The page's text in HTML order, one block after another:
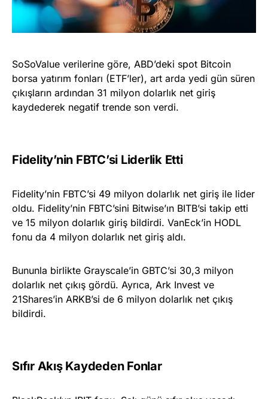
SoSoValue verilerine göre, ABD’deki spot Bitcoin
borsa yatırım fonları (ETF’ler), art arda yedi gün süren
çıkışların ardından 31 milyon dolarlık net giriş
kaydederek negatif trende son verdi.
Fidelity’nin FBTC’si Liderlik Etti
Fidelity’nin FBTC’si 49 milyon dolarlık net giriş ile lider
oldu. Fidelity’nin FBTC’sini Bitwise’ın BITB’si takip etti
ve 15 milyon dolarlık giriş bildirdi. VanEck’in HODL
fonu da 4 milyon dolarlık net giriş aldı.
Bununla birlikte Grayscale’in GBTC’si 30,3 milyon
dolarlık net çıkış gördü. Ayrıca, Ark Invest ve
21Shares’in ARKB’si de 6 milyon dolarlık net çıkış
bildirdi.
Sıfır Akış Kaydeden Fonlar